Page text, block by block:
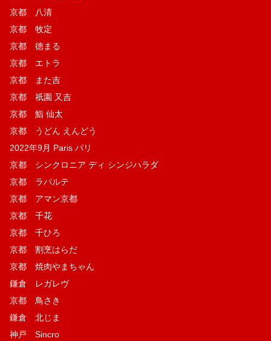
京都 八清
京都 牧定
京都 徳まる
京都 エトラ
京都 また吉
京都 祇園 又吉
京都 鮨 仙太
京都 うどん えんどう
2022年9月 Paris パリ
京都 シンクロニア ディ シンジハラダ
京都 ラパルテ
京都 アマン京都
京都 千花
京都 千ひろ
京都 割烹はらだ
京都 焼肉やまちゃん
鎌倉 レガレヴ
京都 鳥さき
鎌倉 北じま
神戸 Sincro